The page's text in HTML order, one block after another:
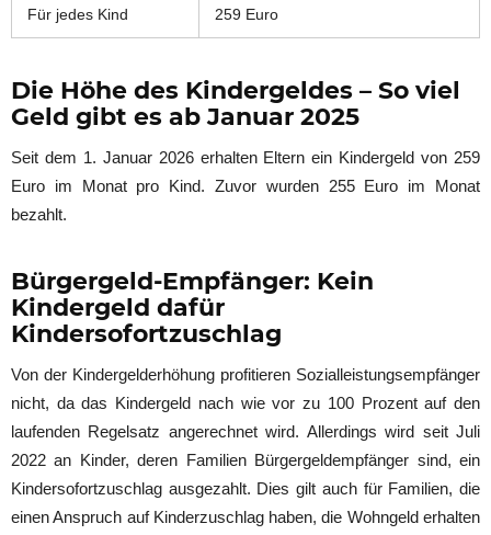
Für jedes Kind 259 Euro
Die Höhe des Kindergeldes – So viel
Geld gibt es ab Januar 2025
Seit dem 1. Januar 2026 erhalten Eltern ein Kindergeld von 259
Euro im Monat pro Kind. Zuvor wurden 255 Euro im Monat
bezahlt.
Bürgergeld-Empfänger: Kein
Kindergeld dafür
Kindersofortzuschlag
Von der Kindergelderhöhung profitieren Sozialleistungsempfänger
nicht, da das Kindergeld nach wie vor zu 100 Prozent auf den
laufenden Regelsatz angerechnet wird. Allerdings wird seit Juli
2022 an Kinder, deren Familien Bürgergeldempfänger sind, ein
Kindersofortzuschlag ausgezahlt. Dies gilt auch für Familien, die
einen Anspruch auf Kinderzuschlag haben, die Wohngeld erhalten